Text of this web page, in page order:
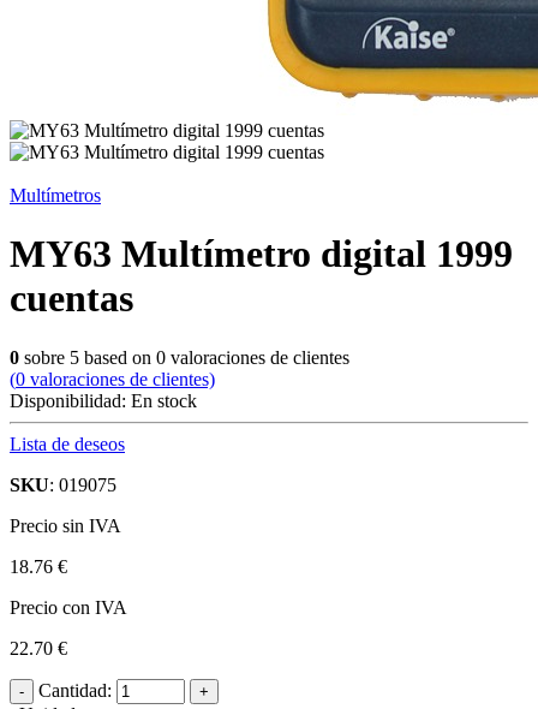
Multímetros
MY63 Multímetro digital 1999
cuentas
0 sobre 5 based on 0 valoraciones de clientes
(0 valoraciones de clientes)
Disponibilidad: En stock
Lista de deseos
SKU: 019075
Precio sin IVA
18.76 €
Precio con IVA
22.70 €
Cantidad: